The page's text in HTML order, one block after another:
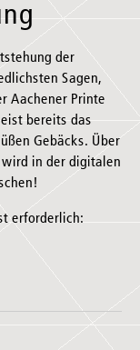
der
Sagen,
Aachener Printe
bereits das
Gebäcks. Über
in der digitalen
erforderlich: